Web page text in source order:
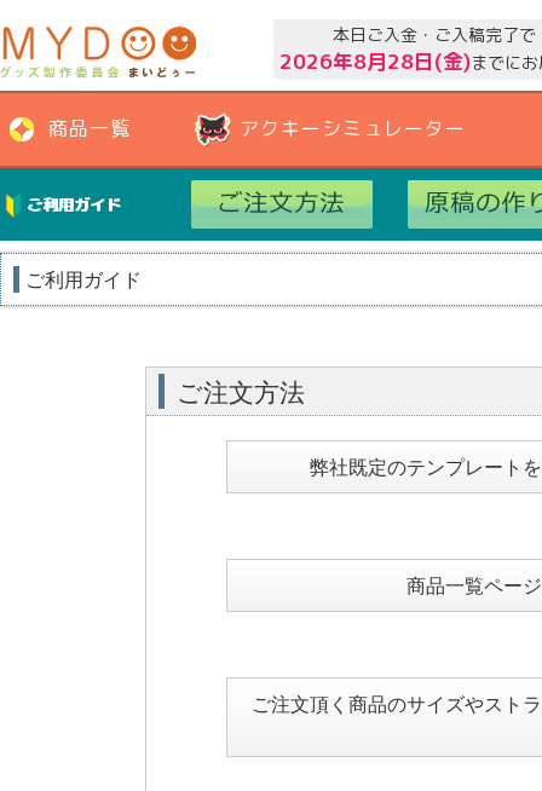
本日ご入金・ご入稿完了で
2026年8月28日(金)までに
商品一覧 アクキーシミュレーター
ご利用ガイド
ご利用ガイド
ご注文方法
弊社既定のテンプレート
商品一覧ペー
ご注文頂く商品のサイズやスト